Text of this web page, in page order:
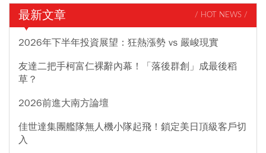
最新文章 / HOT NEWS /
2026年下半年投資展望：狂熱漲勢 vs 嚴峻現實
友達二把手柯富仁裸辭內幕！「落後群創」成最後稻
草？
2026前進大南方論壇
佳世達集團艦隊無人機小隊起飛！鎖定美日頂級客戶切
入